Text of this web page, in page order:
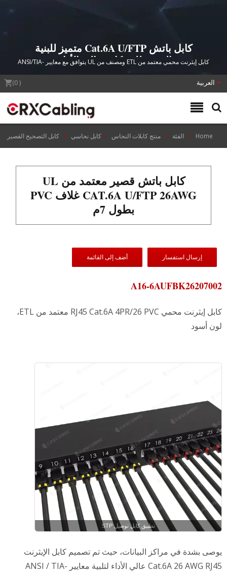
كابل باتش Cat.6A U/FTP متميز للبنية
التحتية للشبكات عالية الأداء.
كابل إيثرنت محمي معتمد من ETL ومصنف من UL يتوافق مع معايير ANSI/TIA-
(
) العربية
Home الفئة منتج كابلات النحاس كابل نحاسي كابل التصحيح القصير
كابل باتش قصير معتمد من UL
CAT.6A U/FTP 26AWG غلاف PVC
بطول 7م
إرسال استفسار أضف إلى القائمة
A16-6AUFBK26207002
كابل إيثرنت محمي RJ45 Cat.6A 4PR/26 PVC معتمد من ETL،
لون أسود
تطبيق كابل توصيل STP
يوصى بشدة في مراكز البيانات، حيث تم تصميم كابل الإيثرنت
Cat.6A 26 AWG RJ45 عالي الأداء لتلبية معايير ANSI / TIA-